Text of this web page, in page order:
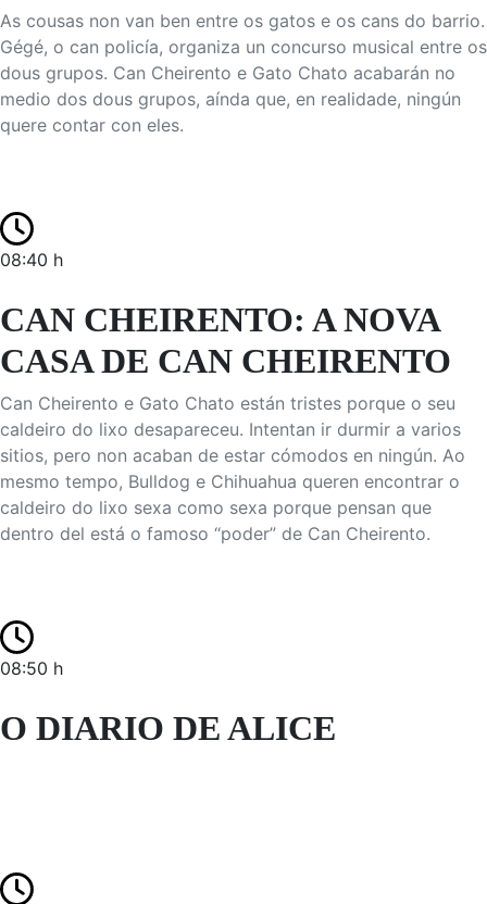
As cousas non van ben entre os gatos e os cans do barrio.
Gégé, o can policía, organiza un concurso musical entre os
dous grupos. Can Cheirento e Gato Chato acabarán no
medio dos dous grupos, aínda que, en realidade, ningún
quere contar con eles.
08:40 h
CAN CHEIRENTO: A NOVA
CASA DE CAN CHEIRENTO
Can Cheirento e Gato Chato están tristes porque o seu
caldeiro do lixo desapareceu. Intentan ir durmir a varios
sitios, pero non acaban de estar cómodos en ningún. Ao
mesmo tempo, Bulldog e Chihuahua queren encontrar o
caldeiro do lixo sexa como sexa porque pensan que
dentro del está o famoso “poder” de Can Cheirento.
08:50 h
O DIARIO DE ALICE